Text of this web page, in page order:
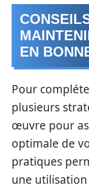
EN
Pour
plusieurs
œuvre pour
optimale de
pratiques
une